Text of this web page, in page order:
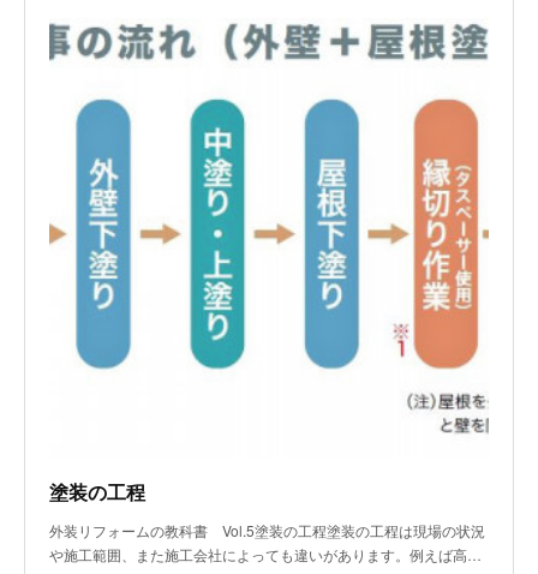
塗装の工程
外装リフォームの教科書 Vol.5塗装の工程塗装の工程は現場の状況
や施工範囲、また施工会社によっても違いがあります。例えば高…